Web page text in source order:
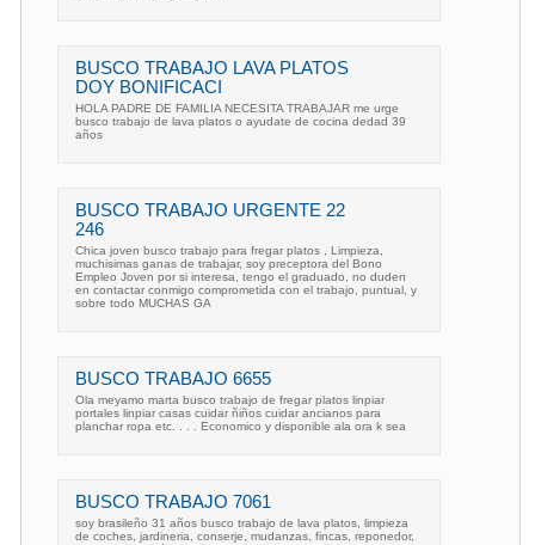
BUSCO TRABAJO LAVA PLATOS
DOY BONIFICACI
HOLA PADRE DE FAMILIA NECESITA TRABAJAR me urge
busco trabajo de lava platos o ayudate de cocina dedad 39
años
BUSCO TRABAJO URGENTE 22
246
Chica joven busco trabajo para fregar platos , Limpieza,
muchisimas ganas de trabajar, soy preceptora del Bono
Empleo Joven por si interesa, tengo el graduado, no duden
en contactar conmigo comprometida con el trabajo, puntual, y
sobre todo MUCHAS GA
BUSCO TRABAJO 6655
Ola meyamo marta busco trabajo de fregar platos linpiar
portales linpiar casas cuidar ñiños cuidar ancianos para
planchar ropa etc. . . . Economico y disponible ala ora k sea
BUSCO TRABAJO 7061
soy brasileño 31 años busco trabajo de lava platos, limpieza
de coches, jardineria, conserje, mudanzas, fincas, reponedor,